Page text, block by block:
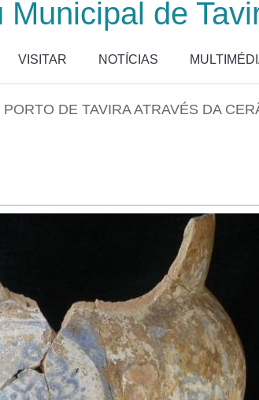
Municipal de
VISITAR NOTÍCIAS
DE TAVIRA ATRAVÉS DA